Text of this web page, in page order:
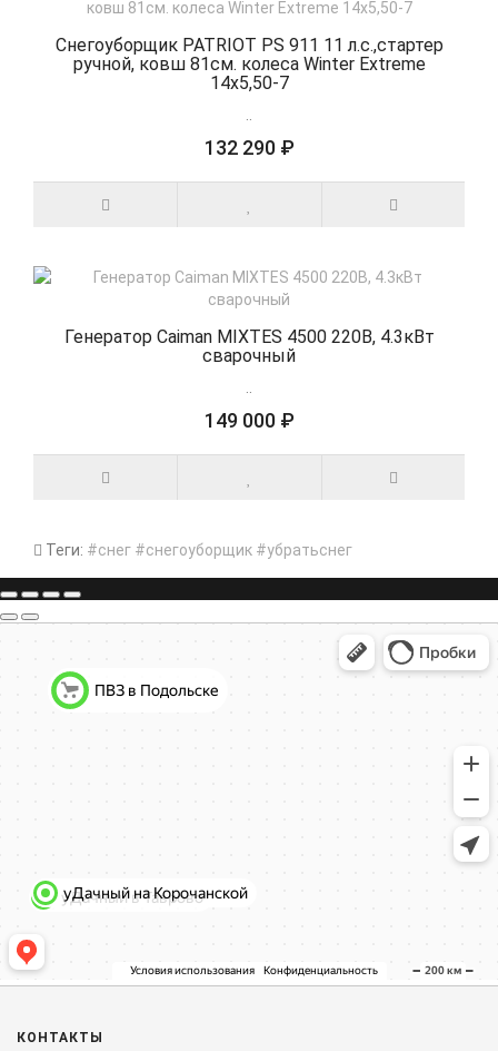
Снегоуборщик PATRIOT PS 911 11 л.с.,стартер
ручной, ковш 81см. колеса Winter Extreme
14x5,50-7
..
132 290 ₽
Генератор Caiman MIXTES 4500 220В, 4.3кВт
сварочный
..
149 000 ₽
Теги: #снег #снегоуборщик #убратьснег
КОНТАКТЫ